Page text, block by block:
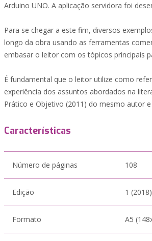
Arduino UNO. A aplicação servidora foi
Para se chegar a este fim, diversos
longo da obra usando as ferramentas
embasar o leitor com os tópicos principais
É fundamental que o leitor utilize como
experiência dos assuntos abordados na
Prático e Objetivo (2011) do mesmo autor
Características
Número de páginas 108
Edição 1 (2018)
Formato A5